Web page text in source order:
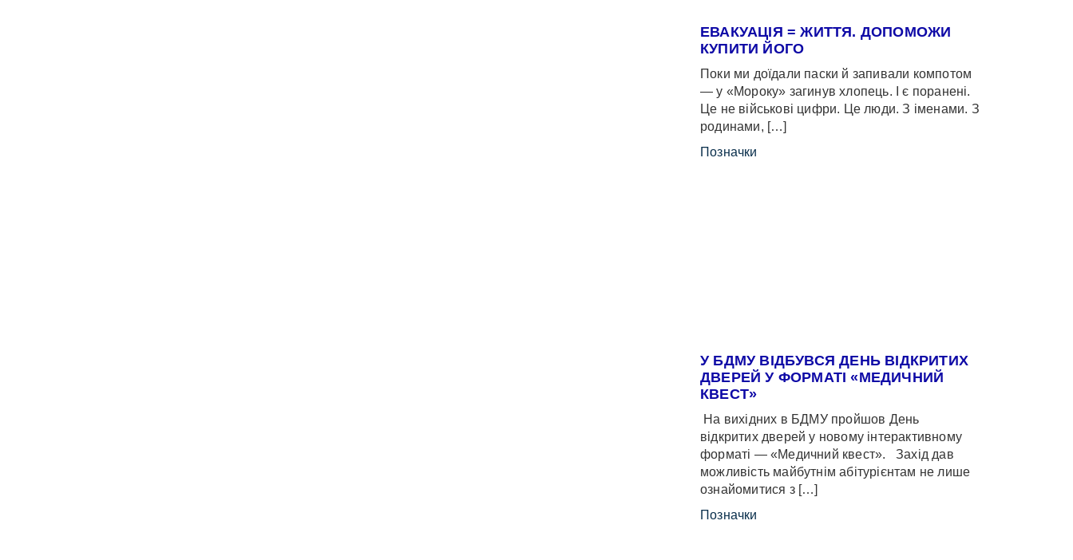
ЕВАКУАЦІЯ = ЖИТТЯ. ДОПОМОЖИ
КУПИТИ ЙОГО
Поки ми доїдали паски й запивали компотом
— у «Мороку» загинув хлопець. І є поранені.
Це не військові цифри. Це люди. З іменами. З
родинами, […]
Позначки
У БДМУ ВІДБУВСЯ ДЕНЬ ВІДКРИТИХ
ДВЕРЕЙ У ФОРМАТІ «МЕДИЧНИЙ
КВЕСТ»
На вихідних в БДМУ пройшов День
відкритих дверей у новому інтерактивному
форматі — «Медичний квест». Захід дав
можливість майбутнім абітурієнтам не лише
ознайомитися з […]
Позначки